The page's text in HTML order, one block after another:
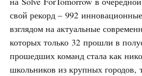
свой рекорд – 992
взглядом на актуальные
которых только 32 прошли в
прошедших команд стала как
школьников из крупных городов,